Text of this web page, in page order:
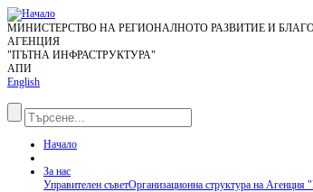
МИНИСТЕРСТВО НА РЕГИОНАЛНОТО РАЗВИТИЕ И
АГЕНЦИЯ
"ПЪТНА ИНФРАСТРУКТУРА"
АПИ
English
Начало
За нас
Управителен съветОрганизационна структура на Агенция